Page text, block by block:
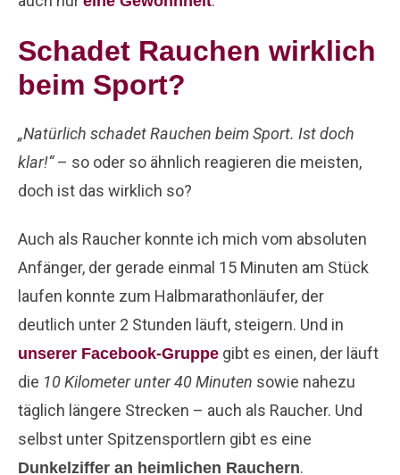
Schadet Rauchen wirklich
beim Sport?
„Natürlich schadet Rauchen beim Sport. Ist doch
klar!“– so oder so ähnlich reagieren die meisten,
doch ist das wirklich so?
Auch als Raucher konnte ich mich vom absoluten
Anfänger, der gerade einmal 15 Minuten am Stück
laufen konnte zum Halbmarathonläufer, der
deutlich unter 2 Stunden läuft, steigern. Und in
unserer Facebook-Gruppe gibt es einen, der läuft
die 10 Kilometer unter 40 Minuten sowie nahezu
täglich längere Strecken – auch als Raucher. Und
selbst unter Spitzensportlern gibt es eine
Dunkelziffer an heimlichen Rauchern.